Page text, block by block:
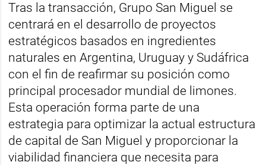
Tras la transacción, Grupo San Miguel se
centrará en el desarrollo de proyectos
estratégicos basados en ingredientes
naturales en Argentina, Uruguay y Sudáfrica
con el fin de reafirmar su posición como
principal procesador mundial de limones.
Esta operación forma parte de una
estrategia para optimizar la actual estructura
de capital de San Miguel y proporcionar la
viabilidad financiera que necesita para